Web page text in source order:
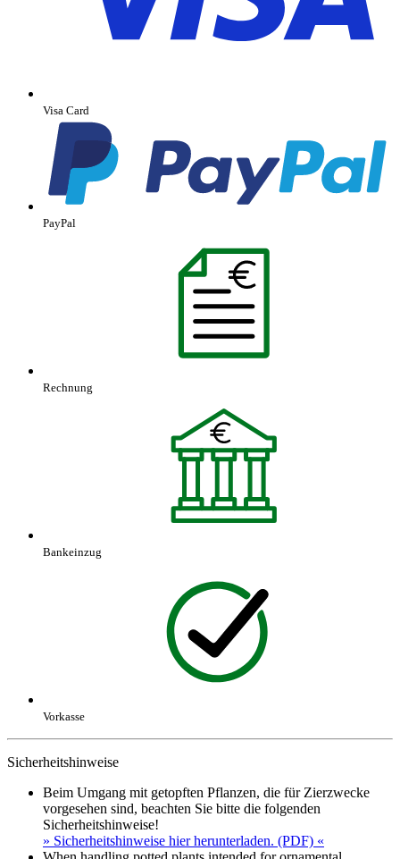
Visa Card
PayPal
Rechnung
Bankeinzug
Vorkasse
Sicherheitshinweise
Beim Umgang mit getopften Pflanzen, die für Zierzwecke
vorgesehen sind, beachten Sie bitte die folgenden
Sicherheitshinweise!
» Sicherheitshinweise hier herunterladen. (PDF) «